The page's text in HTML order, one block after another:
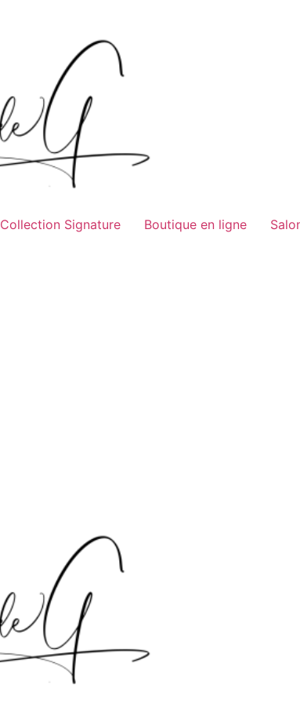
Collection Signature Boutique en ligne